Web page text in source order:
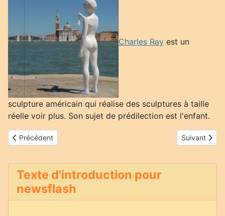
Charles Ray est un
sculpture américain qui réalise des sculptures à taille
réelle voir plus. Son sujet de prédilection est l'enfant.
Article précédent : Lynette Yiadom-Boakye
Précédent Article
Suivant
Texte d'introduction pour
newsflash